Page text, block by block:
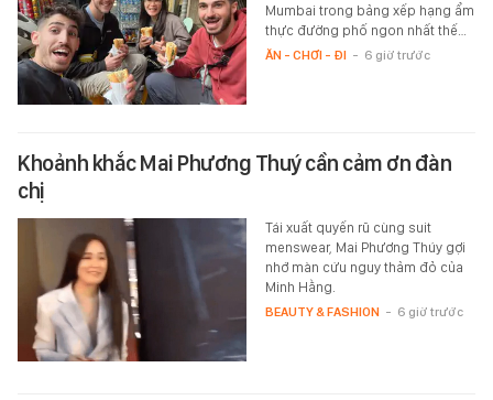
Mumbai trong bảng xếp hạng ẩm
thực đường phố ngon nhất thế…
ĂN - CHƠI - ĐI - 6 giờ trước
Khoảnh khắc Mai Phương Thuý cần cảm ơn đàn
chị
Tái xuất quyến rũ cùng suit
menswear, Mai Phương Thúy gợi
nhớ màn cứu nguy thảm đỏ của
Minh Hằng.
BEAUTY & FASHION - 6 giờ trước